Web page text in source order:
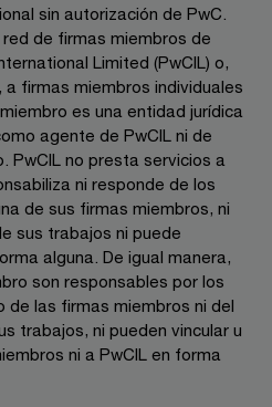
sin autorización de PwC.
de firmas miembros de
Limited (PwCIL) o,
firmas miembros individuales
es una entidad jurídica
agente de PwCIL ni de
PwCIL no presta servicios a
ni responde de los
de sus firmas miembros, ni
sus trabajos ni puede
alguna. De igual manera,
son responsables por los
las firmas miembros ni del
trabajos, ni pueden vincular u
ni a PwCIL en forma